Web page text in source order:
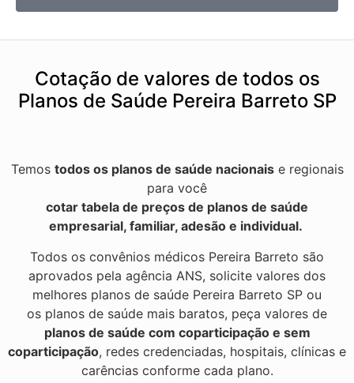
Cotação de valores de todos os
Planos de Saúde Pereira Barreto SP
Temos todos os planos de saúde nacionaise regionais
para você
cotar tabela de preços de planos de saúde
empresarial, familiar, adesão e individual.
Todos os convênios médicos Pereira Barreto são
aprovados pela agência ANS, solicite valores dos
melhores planos de saúde Pereira Barreto SP ou
os planos de saúde mais baratos, peça valores de
planos de saúde com coparticipação e sem
coparticipação, redes credenciadas, hospitais, clínicas e
carências conforme cada plano.